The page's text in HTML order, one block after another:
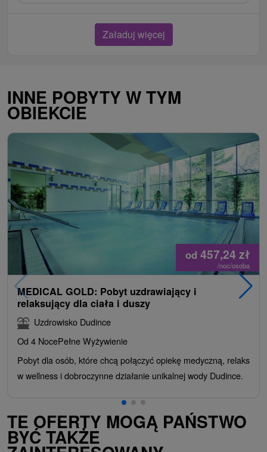
Załaduj więcej
INNE POBYTY W TYM
OBIEKCIE
od 457,24 zł
/noc/osoba
MEDICAL GOLD: Pobyt uzdrawiający i
relaksujący dla ciała i duszy
Uzdrowisko Dudince
Od 4 NocePełne Wyżywienie
Pobyt dla osób, które chcą połączyć opiekę medyczną, relaks
w wellness i dobroczynne działanie unikalnej wody Dudince.
TE OFERTY MOGĄ PAŃSTWO
BYĆ TAKŻE